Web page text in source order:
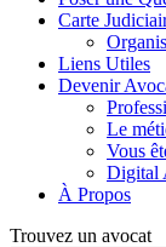
Carte
Liens Utiles
Devenir
Le
Vous
Digital
À Propos
Trouvez un avocat